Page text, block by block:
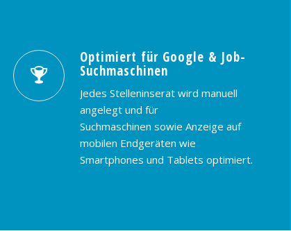
Optimiert für Google & Job-
Suchmaschinen
Jedes Stelleninserat wird manuell
angelegt und für
Suchmaschinen sowie Anzeige auf
mobilen Endgeräten wie
Smartphones und Tablets optimiert.